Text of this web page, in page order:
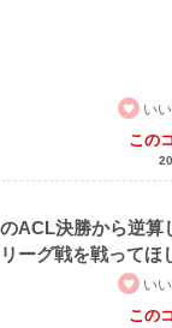
い
この
ACL決勝から逆算
ーグ戦を戦ってほ
い
この